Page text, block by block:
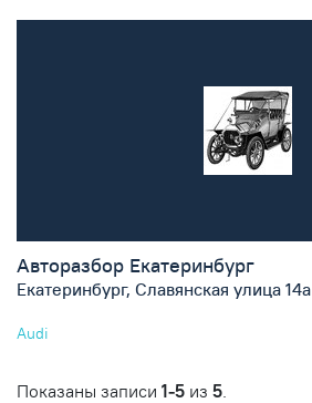
Авторазбор Екатеринбург
Екатеринбург, Славянская улица 14а
Audi
Показаны записи 1-5 из 5.